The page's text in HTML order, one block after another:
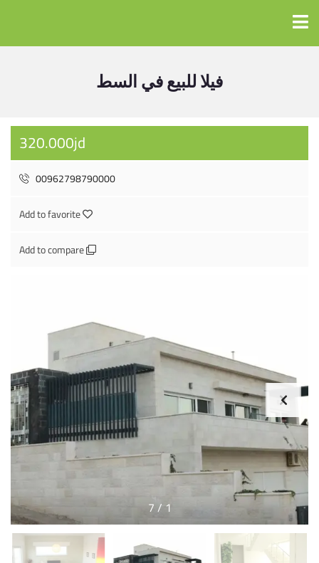
فيلا للبيع في السط
320.000jd
00962798790000
Add to favorite
Add to compare
1
/
7